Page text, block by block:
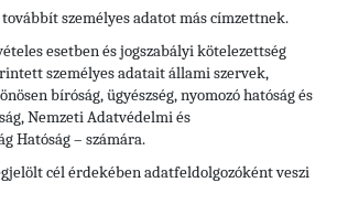
személyes adatot más címzettnek.
esetben és jogszabályi kötelezettség
személyes adatait állami szervek,
bíróság, ügyészség, nyomozó hatóság és
Nemzeti Adatvédelmi és
Hatóság – számára.
cél érdekében adatfeldolgozóként veszi